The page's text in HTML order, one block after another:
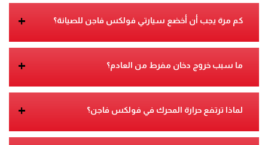
+ كم مرة يجب أن أخضع سيارتي فولكس فاجن للصيانة؟
+ ما سبب خروج دخان مفرط من العادم؟
+ لماذا ترتفع حرارة المحرك في فولكس فاجن؟